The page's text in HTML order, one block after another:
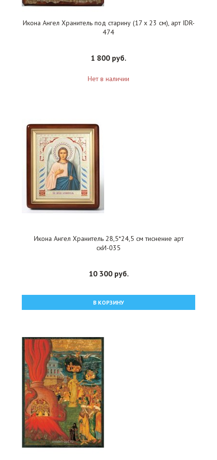
Икона Ангел Хранитель под старину (17 х 23 см), арт IDR-
474
1 800 руб.
Нет в наличии
Икона Ангел Хранитель 28,5*24,5 см тиснение арт
скИ-035
10 300 руб.
В КОРЗИНУ